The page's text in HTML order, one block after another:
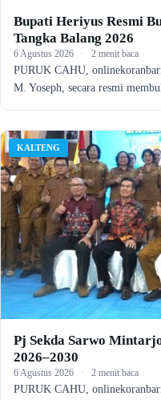
Bupati Heriyus Resmi
Tangka Balang 2026
6 Agustus 2026 · 2 menit baca
PURUK CAHU,
M. Yoseph, secara resmi
KALTENG
Pj Sekda Sarwo
2026–2030
6 Agustus 2026 · 2 menit baca
PURUK CAHU,